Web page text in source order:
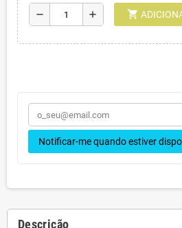
remove add shopping_cart
Notificar-me quando estiver
Descrição